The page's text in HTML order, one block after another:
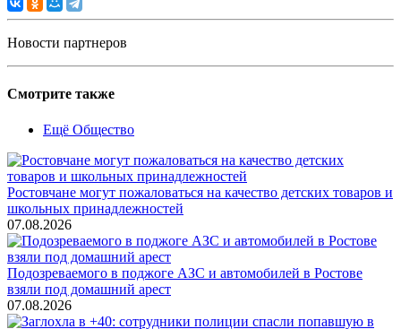
Новости партнеров
Смотрите также
Ещё Общество
Ростовчане могут пожаловаться на качество детских товаров и
школьных принадлежностей
07.08.2026
Подозреваемого в поджоге АЗС и автомобилей в Ростове
взяли под домашний арест
07.08.2026